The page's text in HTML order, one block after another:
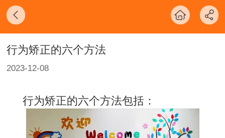
行为矫正的六个方法
2023-12-08
行为矫正的六个方法包括：